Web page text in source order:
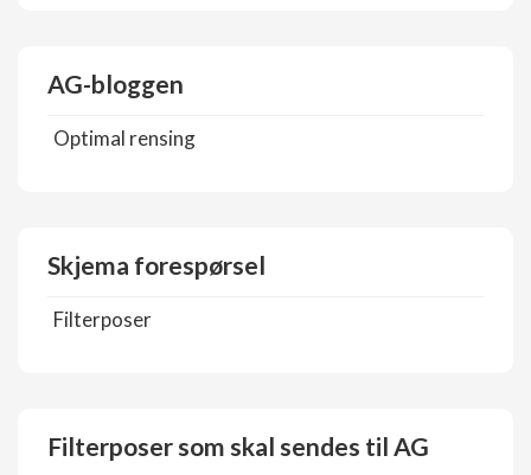
AG-bloggen
Optimal rensing
Skjema forespørsel
Filterposer
Filterposer som skal sendes til AG